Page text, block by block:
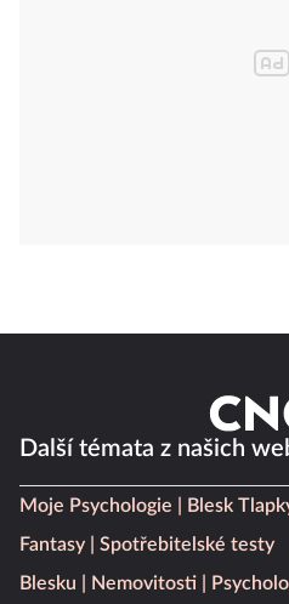
Další témata z našich
Moje Psychologie Blesk
Fantasy
Spotřebitelské testy
Blesku
Nemovitosti